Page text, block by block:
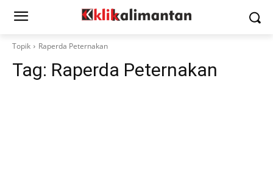
Topik Raperda Peternakan
Tag: Raperda Peternakan